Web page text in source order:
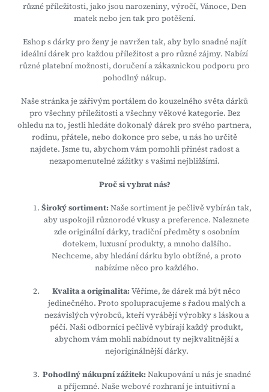
různé příležitosti, jako jsou narozeniny, výročí, Vánoce, Den
matek nebo jen tak pro potěšení.
Eshop s dárky pro ženy je navržen tak, aby bylo snadné najít
ideální dárek pro každou příležitost a pro různé zájmy. Nabízí
různé platební možnosti, doručení a zákaznickou podporu pro
pohodlný nákup.
Naše stránka je zářivým portálem do kouzelného světa dárků
pro všechny příležitosti a všechny věkové kategorie. Bez
ohledu na to, jestli hledáte dokonalý dárek pro svého partnera,
rodinu, přátele, nebo dokonce pro sebe, u nás ho určitě
najdete. Jsme tu, abychom vám pomohli přinést radost a
nezapomenutelné zážitky s vašimi nejbližšími.
Proč si vybrat nás?
Široký sortiment: Naše sortiment je pečlivě vybírán tak,
aby uspokojil různorodé vkusy a preference. Naleznete
zde originální dárky, tradiční předměty s osobním
dotekem, luxusní produkty, a mnoho dalšího.
Nechceme, aby hledání dárku bylo obtížné, a proto
nabízíme něco pro každého.
Kvalita a originalita: Věříme, že dárek má být něco
jedinečného. Proto spolupracujeme s řadou malých a
nezávislých výrobců, kteří vyrábějí výrobky s láskou a
péčí. Naši odborníci pečlivě vybírají každý produkt,
abychom vám mohli nabídnout ty nejkvalitnější a
nejoriginálnější dárky.
Pohodlný nákupní zážitek: Nakupování u nás je snadné
a příjemné. Naše webové rozhraní je intuitivní a